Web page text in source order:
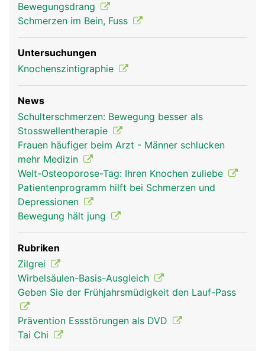
Bewegungsdrang
Schmerzen im Bein, Fuss
Untersuchungen
Knochenszintigraphie
News
Schulterschmerzen: Bewegung besser als
Stosswellentherapie
Frauen häufiger beim Arzt - Männer schlucken
mehr Medizin
Welt-Osteoporose-Tag: Ihren Knochen zuliebe
Patientenprogramm hilft bei Schmerzen und
Depressionen
Bewegung hält jung
Rubriken
Zilgrei
Wirbelsäulen-Basis-Ausgleich
Geben Sie der Frühjahrsmüdigkeit den Lauf-Pass
Prävention Essstörungen als DVD
Tai Chi